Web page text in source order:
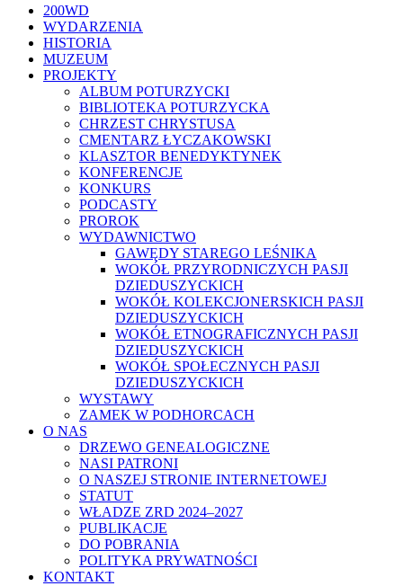
Close
Menu
200WD
WYDARZENIA
HISTORIA
MUZEUM
PROJEKTY
ALBUM POTURZYCKI
BIBLIOTEKA POTURZYCKA
CHRZEST CHRYSTUSA
CMENTARZ ŁYCZAKOWSKI
KLASZTOR BENEDYKTYNEK
KONFERENCJE
KONKURS
PODCASTY
PROROK
WYDAWNICTWO
GAWĘDY STAREGO LEŚNIKA
WOKÓŁ PRZYRODNICZYCH PASJI
DZIEDUSZYCKICH
WOKÓŁ KOLEKCJONERSKICH PASJI
DZIEDUSZYCKICH
WOKÓŁ ETNOGRAFICZNYCH PASJI
DZIEDUSZYCKICH
WOKÓŁ SPOŁECZNYCH PASJI
DZIEDUSZYCKICH
WYSTAWY
ZAMEK W PODHORCACH
O NAS
DRZEWO GENEALOGICZNE
NASI PATRONI
O NASZEJ STRONIE INTERNETOWEJ
STATUT
WŁADZE ZRD 2024–2027
PUBLIKACJE
DO POBRANIA
POLITYKA PRYWATNOŚCI
KONTAKT